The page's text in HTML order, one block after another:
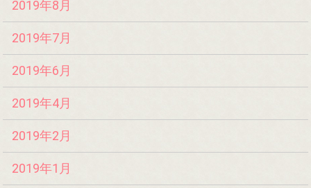
2019年8月
2019年7月
2019年6月
2019年4月
2019年2月
2019年1月